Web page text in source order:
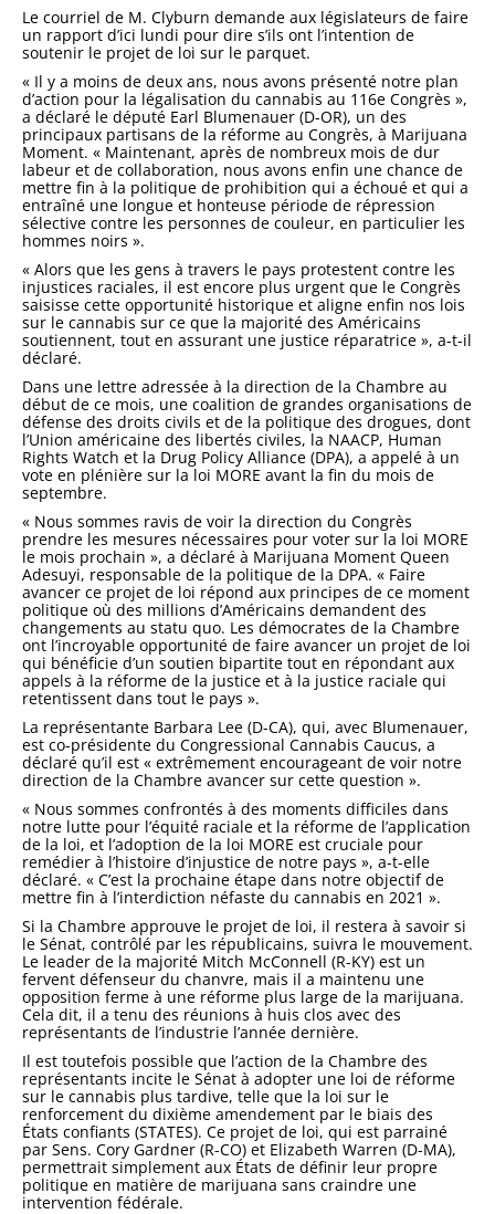
Le courriel de M. Clyburn demande aux législateurs de faire
un rapport d’ici lundi pour dire s’ils ont l’intention de
soutenir le projet de loi sur le parquet.
« Il y a moins de deux ans, nous avons présenté notre plan
d’action pour la légalisation du cannabis au 116e Congrès »,
a déclaré le député Earl Blumenauer (D-OR), un des
principaux partisans de la réforme au Congrès, à Marijuana
Moment. « Maintenant, après de nombreux mois de dur
labeur et de collaboration, nous avons enfin une chance de
mettre fin à la politique de prohibition qui a échoué et qui a
entraîné une longue et honteuse période de répression
sélective contre les personnes de couleur, en particulier les
hommes noirs ».
« Alors que les gens à travers le pays protestent contre les
injustices raciales, il est encore plus urgent que le Congrès
saisisse cette opportunité historique et aligne enfin nos lois
sur le cannabis sur ce que la majorité des Américains
soutiennent, tout en assurant une justice réparatrice », a-t-il
déclaré.
Dans une lettre adressée à la direction de la Chambre au
début de ce mois, une coalition de grandes organisations de
défense des droits civils et de la politique des drogues, dont
l’Union américaine des libertés civiles, la NAACP, Human
Rights Watch et la Drug Policy Alliance (DPA), a appelé à un
vote en plénière sur la loi MORE avant la fin du mois de
septembre.
« Nous sommes ravis de voir la direction du Congrès
prendre les mesures nécessaires pour voter sur la loi MORE
le mois prochain », a déclaré à Marijuana Moment Queen
Adesuyi, responsable de la politique de la DPA. « Faire
avancer ce projet de loi répond aux principes de ce moment
politique où des millions d’Américains demandent des
changements au statu quo. Les démocrates de la Chambre
ont l’incroyable opportunité de faire avancer un projet de loi
qui bénéficie d’un soutien bipartite tout en répondant aux
appels à la réforme de la justice et à la justice raciale qui
retentissent dans tout le pays ».
La représentante Barbara Lee (D-CA), qui, avec Blumenauer,
est co-présidente du Congressional Cannabis Caucus, a
déclaré qu’il est « extrêmement encourageant de voir notre
direction de la Chambre avancer sur cette question ».
« Nous sommes confrontés à des moments difficiles dans
notre lutte pour l’équité raciale et la réforme de l’application
de la loi, et l’adoption de la loi MORE est cruciale pour
remédier à l’histoire d’injustice de notre pays », a-t-elle
déclaré. « C’est la prochaine étape dans notre objectif de
mettre fin à l’interdiction néfaste du cannabis en 2021 ».
Si la Chambre approuve le projet de loi, il restera à savoir si
le Sénat, contrôlé par les républicains, suivra le mouvement.
Le leader de la majorité Mitch McConnell (R-KY) est un
fervent défenseur du chanvre, mais il a maintenu une
opposition ferme à une réforme plus large de la marijuana.
Cela dit, il a tenu des réunions à huis clos avec des
représentants de l’industrie l’année dernière.
Il est toutefois possible que l’action de la Chambre des
représentants incite le Sénat à adopter une loi de réforme
sur le cannabis plus tardive, telle que la loi sur le
renforcement du dixième amendement par le biais des
États confiants (STATES). Ce projet de loi, qui est parrainé
par Sens. Cory Gardner (R-CO) et Elizabeth Warren (D-MA),
permettrait simplement aux États de définir leur propre
politique en matière de marijuana sans craindre une
intervention fédérale.